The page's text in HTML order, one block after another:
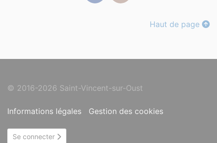
Haut de page
© 2016-2026 Saint-Vincent-sur-Oust
Informations légales Gestion des cookies
Se connecter